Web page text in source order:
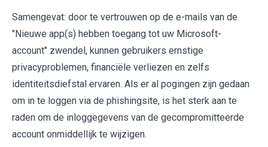
Samengevat: door te vertrouwen op de e-mails van de
"Nieuwe app(s) hebben toegang tot uw Microsoft-
account" zwendel, kunnen gebruikers ernstige
privacyproblemen, financiële verliezen en zelfs
identiteitsdiefstal ervaren. Als er al pogingen zijn gedaan
om in te loggen via de phishingsite, is het sterk aan te
raden om de inloggegevens van de gecompromitteerde
account onmiddellijk te wijzigen.